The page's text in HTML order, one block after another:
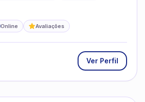
Online Avaliações
Ver Perfil